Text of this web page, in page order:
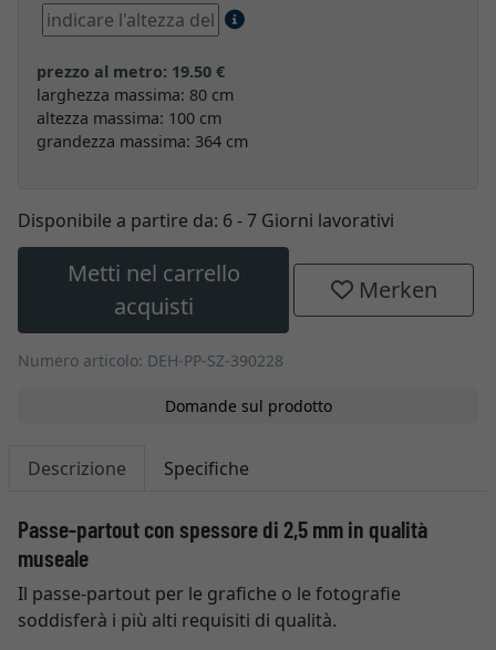
prezzo al metro: 19.50 €
larghezza massima: 80 cm
altezza massima: 100 cm
grandezza massima: 364 cm
Disponibile a partire da: 6 - 7 Giorni lavorativi
Metti nel carrello
acquisti
Merken
Numero articolo: DEH-PP-SZ-390228
Domande sul prodotto
Descrizione Specifiche
Passe-partout con spessore di 2,5 mm in qualità
museale
Il passe-partout per le grafiche o le fotografie
soddisferà i più alti requisiti di qualità.